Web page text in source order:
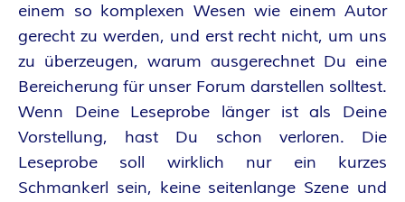
einem so komplexen Wesen wie einem Autor
gerecht zu werden, und erst recht nicht, um uns
zu überzeugen, warum ausgerechnet Du eine
Bereicherung für unser Forum darstellen solltest.
Wenn Deine Leseprobe länger ist als Deine
Vorstellung, hast Du schon verloren. Die
Leseprobe soll wirklich nur ein kurzes
Schmankerl sein, keine seitenlange Szene und